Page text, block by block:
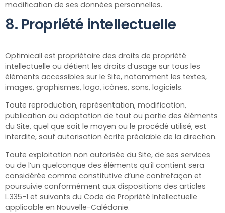
modification de ses données personnelles.
8. Propriété intellectuelle
Optimicall est propriétaire des droits de propriété
intellectuelle ou détient les droits d’usage sur tous les
éléments accessibles sur le Site, notamment les textes,
images, graphismes, logo, icônes, sons, logiciels.
Toute reproduction, représentation, modification,
publication ou adaptation de tout ou partie des éléments
du Site, quel que soit le moyen ou le procédé utilisé, est
interdite, sauf autorisation écrite préalable de la direction.
Toute exploitation non autorisée du Site, de ses services
ou de l’un quelconque des éléments qu’il contient sera
considérée comme constitutive d’une contrefaçon et
poursuivie conformément aux dispositions des articles
L.335-1 et suivants du Code de Propriété Intellectuelle
applicable en Nouvelle-Calédonie.